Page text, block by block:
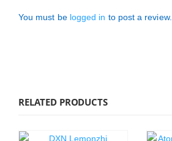
You must be logged in to post a review.
RELATED PRODUCTS